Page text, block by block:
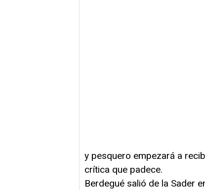
y pesquero empezará a
crítica que padece.
Berdegué salió de la Sader